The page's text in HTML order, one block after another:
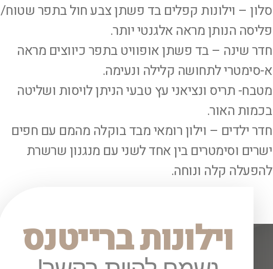
סלון – וילונות קפלים בד פשתן צבע חול בתפר שטוח/
פליסה הנותן מראה אלגנטי יותר.
חדר שינה – בד פשתן אופוויט בתפר כיווצים מראה
א-סימטרי לתחושה קלילה ונעימה.
מטבח- תריס ונציאני עץ טבעי הניתן לויסות ושליטה
בכמות האור.
חדר ילדים – וילון רומאי מבד בוקלה מהמם עם חפים
ישרים וסימטרים בין אחד לשני עם מנגנון שרשרת
להפעלה קלה ונוחה.
וילונות ברייטנס